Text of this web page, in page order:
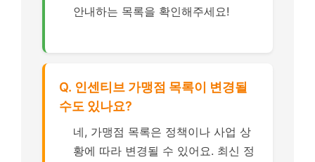
안내하는 목록을 확인해주세요!
Q. 인센티브 가맹점 목록이 변경될
수도 있나요?
네, 가맹점 목록은 정책이나 사업 상
황에 따라 변경될 수 있어요. 최신 정